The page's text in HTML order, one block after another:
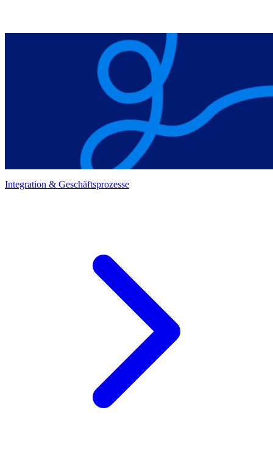
Integration & Geschäftsprozesse